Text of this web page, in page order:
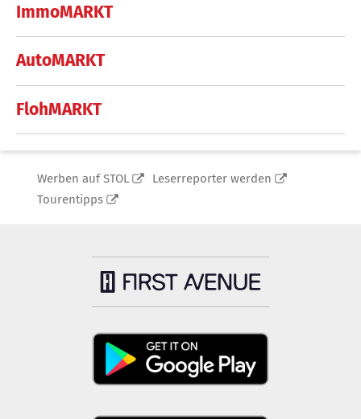
ImmoMARKT
AutoMARKT
FlohMARKT
Werben auf STOL
Leserreporter werden
Tourentipps